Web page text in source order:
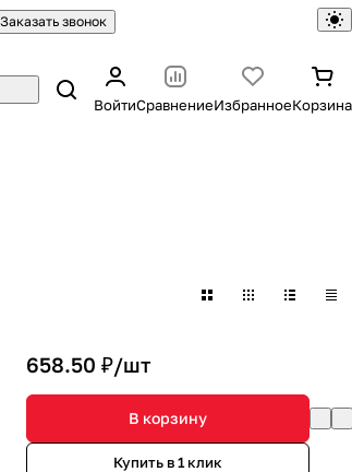
Заказать звонок
ВойтиСравнениеИзбранноеКорзина
658.50 ₽/шт
В корзину
Купить в 1 клик